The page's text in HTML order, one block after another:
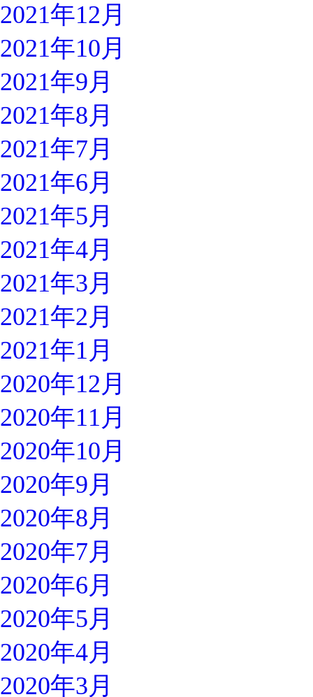
2021年12月
2021年10月
2021年9月
2021年8月
2021年7月
2021年6月
2021年5月
2021年4月
2021年3月
2021年2月
2021年1月
2020年12月
2020年11月
2020年10月
2020年9月
2020年8月
2020年7月
2020年6月
2020年5月
2020年4月
2020年3月